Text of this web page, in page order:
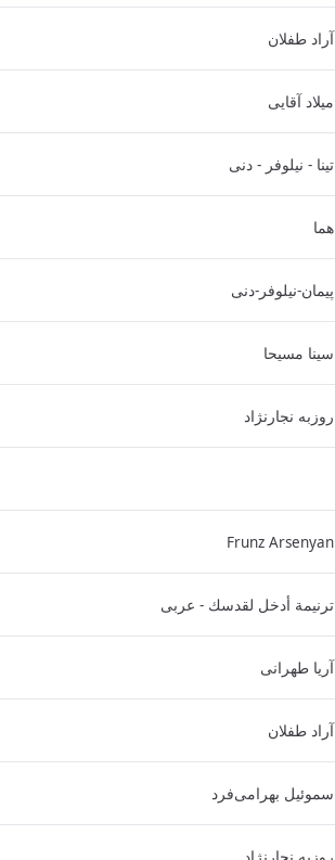
آراد طفلان
میلاد آقایی
تینا - نیلوفر - دنی
هما
پیمان-نیلوفر-دنی
سینا مسیحا
روزبه نجارنژاد
Frunz Arsenyan
ترنيمة أدخل لقدسك - عربی
آریا طهرانی
آراد طفلان
سموئیل بهرامی‌فرد